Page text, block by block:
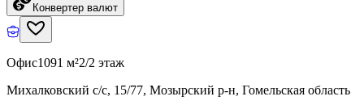
Конвертер валют
Офис1091 м²2/2 этаж
Михалковский с/с, 15/77, Мозырский р-н, Гомельская область